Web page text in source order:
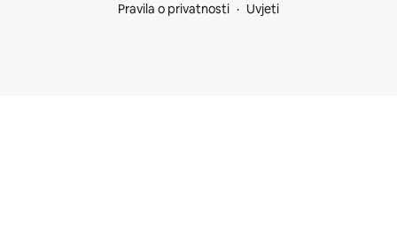
Pravila o privatnosti
Uvjeti